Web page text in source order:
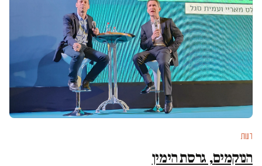
דעות
הנוקמים, גרסת הימין